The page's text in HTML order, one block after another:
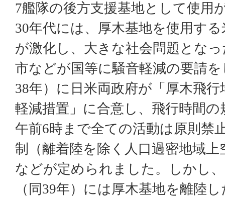
7艦隊の後方支援基地として使用
30年代には、厚木基地を使用す
が激化し、大きな社会問題とな
市などが国等に騒音軽減の要請
38年）に日米両政府が「厚木飛
軽減措置」に合意し、飛行時間の
午前6時まで全ての活動は原則禁
制（離着陸を除く人口過密地域
などが定められました。しかし
（同39年）には厚木基地を離陸